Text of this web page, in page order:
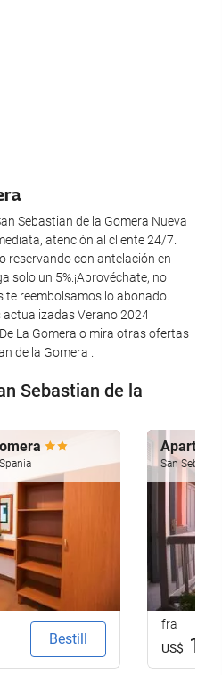
Sebastian de la Gomera Nueva
atención al cliente 24/7.
reservando con antelación en
solo un 5%.¡Aprovéchate, no
te reembolsamos lo abonado.
actualizadas Verano 2024
La Gomera o mira otras ofertas
de la Gomera .
Sebastian de la
Bestill
San
fra
US$